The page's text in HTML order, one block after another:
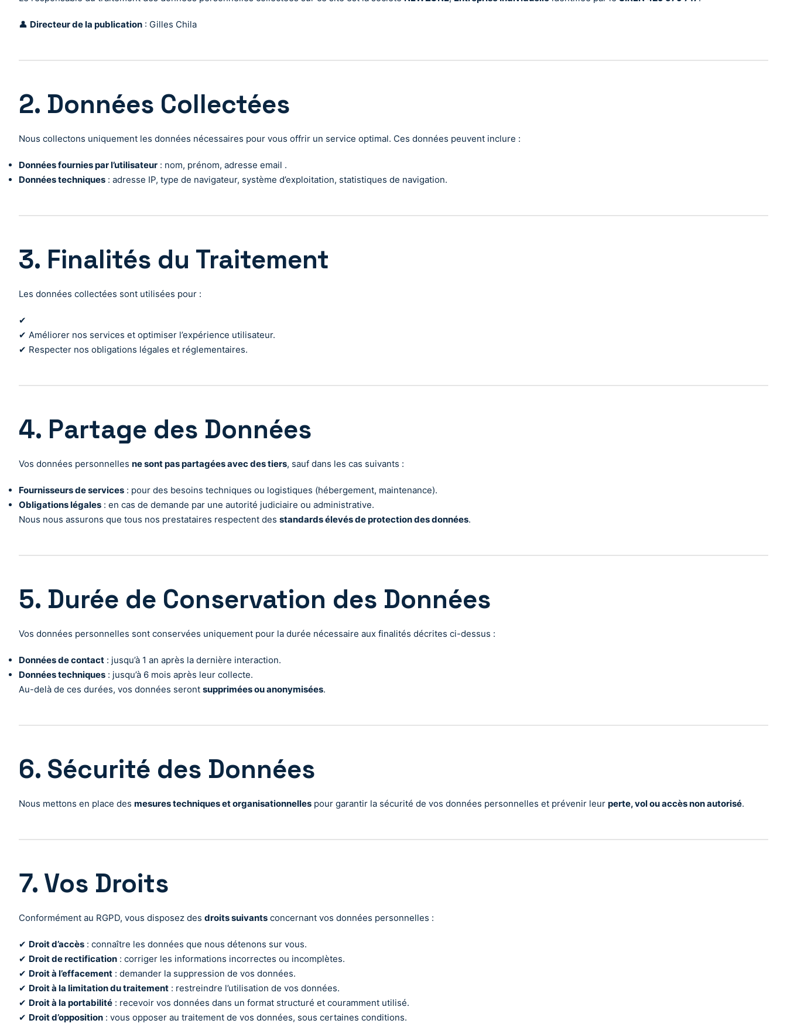
👤 Directeur de la publication : Gilles Chila
2. Données Collectées
Nous collectons uniquement les données nécessaires pour vous offrir un service optimal. Ces données peuvent inclure :
Données fournies par l’utilisateur : nom, prénom, adresse email .
Données techniques : adresse IP, type de navigateur, système d’exploitation, statistiques de navigation.
3. Finalités du Traitement
Les données collectées sont utilisées pour :
✔
✔ Améliorer nos services et optimiser l’expérience utilisateur.
✔ Respecter nos obligations légales et réglementaires.
4. Partage des Données
Vos données personnelles ne sont pas partagées avec des tiers, sauf dans les cas suivants :
Fournisseurs de services : pour des besoins techniques ou logistiques (hébergement, maintenance).
Obligations légales : en cas de demande par une autorité judiciaire ou administrative.
Nous nous assurons que tous nos prestataires respectent des standards élevés de protection des données.
5. Durée de Conservation des Données
Vos données personnelles sont conservées uniquement pour la durée nécessaire aux finalités décrites ci-dessus :
Données de contact : jusqu’à 1 an après la dernière interaction.
Données techniques : jusqu’à 6 mois après leur collecte.
Au-delà de ces durées, vos données seront supprimées ou anonymisées.
6. Sécurité des Données
Nous mettons en place des mesures techniques et organisationnelles pour garantir la sécurité de vos données personnelles et prévenir leur perte, vol ou accès non autorisé.
7. Vos Droits
Conformément au RGPD, vous disposez des droits suivants concernant vos données personnelles :
✔ Droit d’accès : connaître les données que nous détenons sur vous.
✔ Droit de rectification : corriger les informations incorrectes ou incomplètes.
✔ Droit à l’effacement : demander la suppression de vos données.
✔ Droit à la limitation du traitement : restreindre l’utilisation de vos données.
✔ Droit à la portabilité : recevoir vos données dans un format structuré et couramment utilisé.
✔ Droit d’opposition : vous opposer au traitement de vos données, sous certaines conditions.